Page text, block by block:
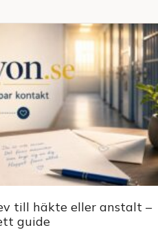
till häkte eller anstalt –
guide